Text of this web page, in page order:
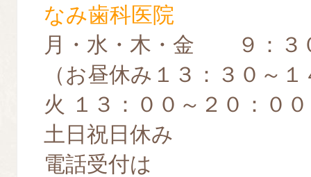
なみ歯科医院
月・水・木・金 ９：３
（お昼休み１３：３０～
火 １３：００～２０：００
土日祝日休み
電話受付は